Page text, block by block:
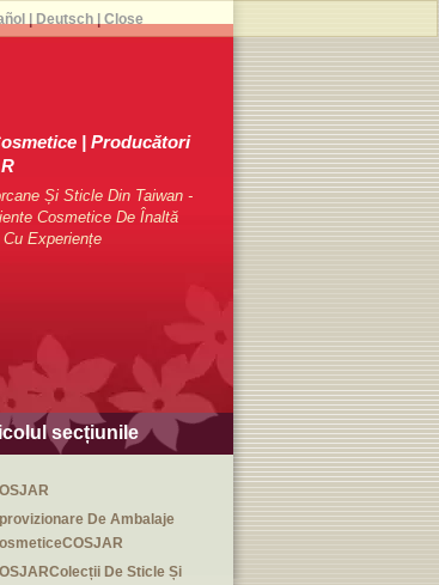
| Producători
Și Sticle Din Taiwan -
Cosmetice De Înaltă
Experiențe
secțiunile
De Ambalaje
De Sticle Și
Deutsch| Close